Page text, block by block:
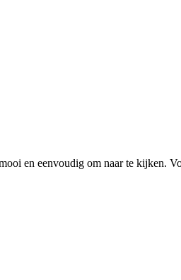
en eenvoudig om naar te kijken.